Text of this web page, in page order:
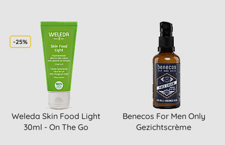
-25%
Weleda Skin Food Light
30ml - On The Go
Benecos For Men Only
Gezichtscrème